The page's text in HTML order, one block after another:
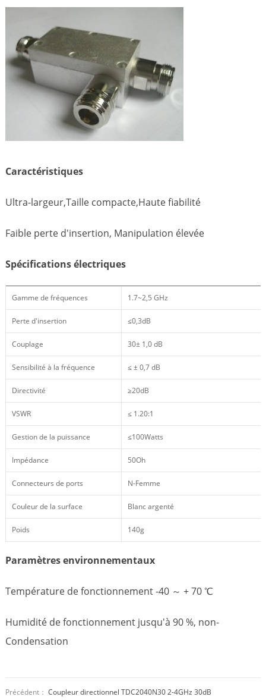
Caractéristiques
Ultra-largeur,Taille compacte,Haute fiabilité
Faible perte d'insertion, Manipulation élevée
Spécifications électriques
Gamme de fréquences 1.7~2,5 GHz
Perte d'insertion ≤0,3dB
Couplage 30± 1,0 dB
Sensibilité à la fréquence ≤ ± 0,7 dB
Directivité ≥20dB
VSWR ≤ 1.20:1
Gestion de la puissance ≤100Watts
Impédance 50Oh
Connecteurs de ports N-Femme
Couleur de la surface Blanc argenté
Poids 140g
Paramètres environnementaux
Température de fonctionnement -40 ～ + 70 ℃
Humidité de fonctionnement jusqu'à 90 %, non-
Condensation
Précédent： Coupleur directionnel TDC2040N30 2-4GHz 30dB